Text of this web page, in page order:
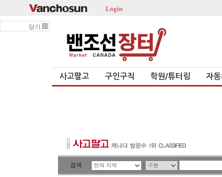
Login
닫기
사고팔고 구인구직 학원/튜터링 자
검색 |